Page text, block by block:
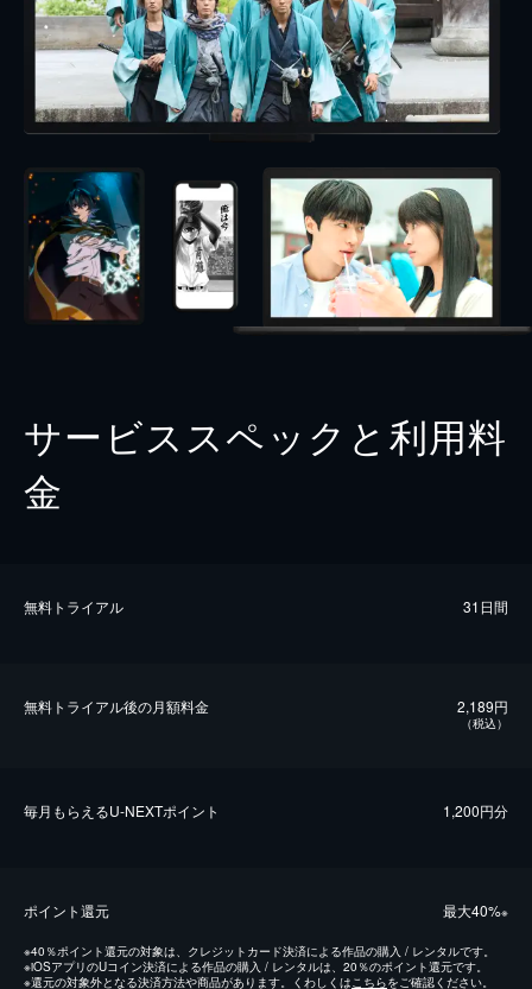
サービススペックと利用料
金
無料トライアル 31日間
無料トライアル後の⽉額料金 2,189円
（税込）
毎⽉もらえるU-NEXTポイント 1,200円分
ポイント還元 最⼤40%※
※40％ポイント還元の対象は、クレジットカード決済による作品の購入 / レンタルです。
※iOSアプリのUコイン決済による作品の購入 / レンタルは、20％のポイント還元です。
※還元の対象外となる決済方法や商品があります。くわしくはこちらをご確認ください。